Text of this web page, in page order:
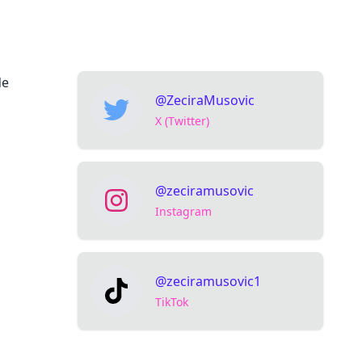
@ZeciraMusovic
X (Twitter)
@zeciramusovic
Instagram
@zeciramusovic1
TikTok